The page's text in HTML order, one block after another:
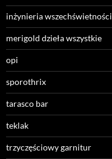
inżynieria wszechświetności
merigold dzieła wszystkie
opi
sporothrix
tarasco bar
teklak
trzyczęściowy garnitur